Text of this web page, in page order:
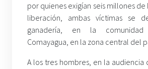
por quienes exigían seis millones de
liberación, ambas víctimas se
ganadería, en la
Comayagua, en la zona central del
A los tres hombres, en la audiencia